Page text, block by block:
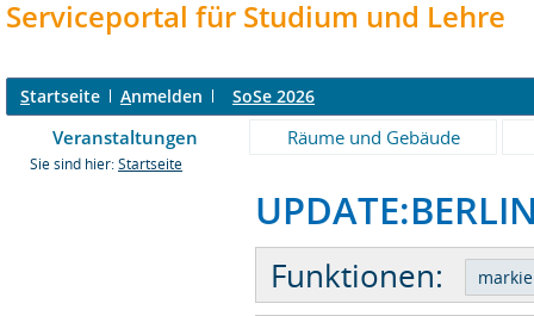
Serviceportal für Studium und Lehre
Startseite Anmelden SoSe 2026
Veranstaltungen Räume und Gebäude
Sie sind hier: Startseite
Funktionen: